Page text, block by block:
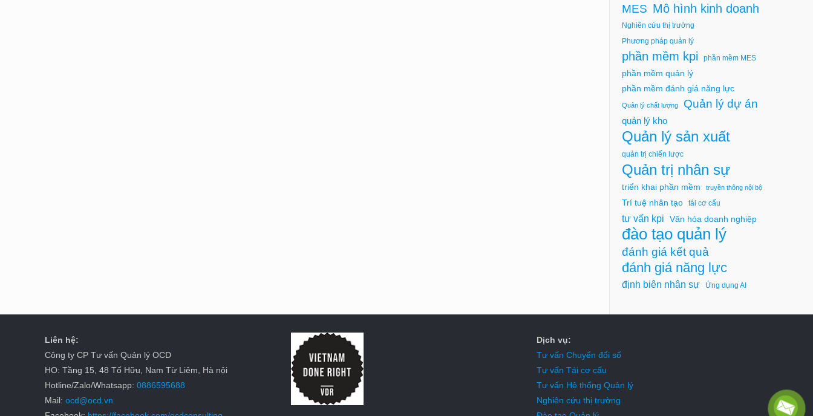
MES Mô hình kinh doanh
Nghiên cứu thị trường
Phương pháp quản lý
phần mềm kpi phần mềm MES
phần mềm quản lý
phần mềm đánh giá năng lực
Quản lý chất lượng Quản lý dự án
quản lý kho
Quản lý sản xuất
quản trị chiến lược
Quản trị nhân sự
triển khai phần mềm truyền thông nội bộ
Trí tuệ nhân tạo tái cơ cấu
tư vấn kpi Văn hóa doanh nghiệp
đào tạo quản lý
đánh giá kết quả
đánh giá năng lực
định biên nhân sự Ứng dụng AI
Liên hệ:
Công ty CP Tư vấn Quản lý OCD
HO: Tầng 15, 48 Tố Hữu, Nam Từ Liêm, Hà nội
Hotline/Zalo/Whatsapp:0886595688
Mail:ocd@ocd.vn
Dịch vụ:
Tư vấn Chuyển đổi số
Tư vấn Tái cơ cấu
Tư vấn Hệ thống Quản lý
Nghiên cứu thị trường